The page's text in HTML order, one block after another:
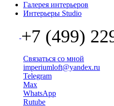
Галерея интерьеров
Интерьеры Studio
+7 (499)
Связаться со мной
imperiumloft@yandex.ru
Telegram
Max
WhatsApp
Rutube